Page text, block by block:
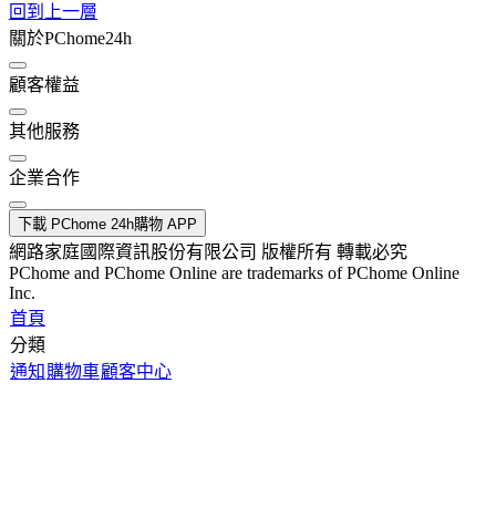
回到上一層
關於PChome24h
顧客權益
其他服務
企業合作
下載 PChome 24h購物 APP
網路家庭國際資訊股份有限公司 版權所有 轉載必究
PChome and PChome Online are trademarks of PChome Online
Inc.
首頁
分類
通知 購物車顧客中心